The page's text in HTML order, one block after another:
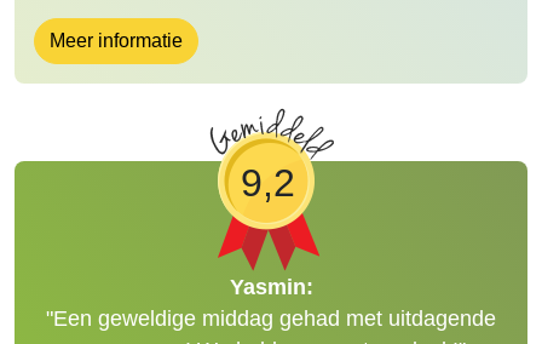
Meer informatie
9,2
Johan:
"Super leuke dag gehad. Alle kids hebben